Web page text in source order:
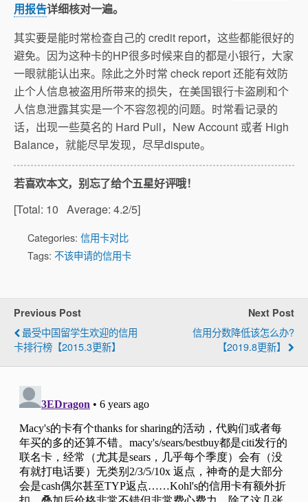
用报告详细核对一遍。
其实要是能时常检查自己的 credit report，这些都能很好的
避免。因为这种卡的HP很多时候来自的都是小银行，大家
一眼就能认出来。除此之外时常 check report 还能有效防
止个人信息被盗用所带来的损失，在美国银行卡盗刷和个
人信息泄露其实是一个不容忽视的问题。时常看记录的
话，出现一些莫名的 Hard Pull，New Account 或者 High
Balance，就能尽早发现，尽早dispute。
若喜欢本文，别忘了给个五星好评哦！
[Total: 10 Average: 4.2/5]
Categories: 信用卡对比
Tags: 不该申请的信用卡
Previous Post
最受中国留学生欢迎的信用
卡排行榜【2015.3更新】
Next Post
信用分数降低该怎么办?
【2019.8更新】